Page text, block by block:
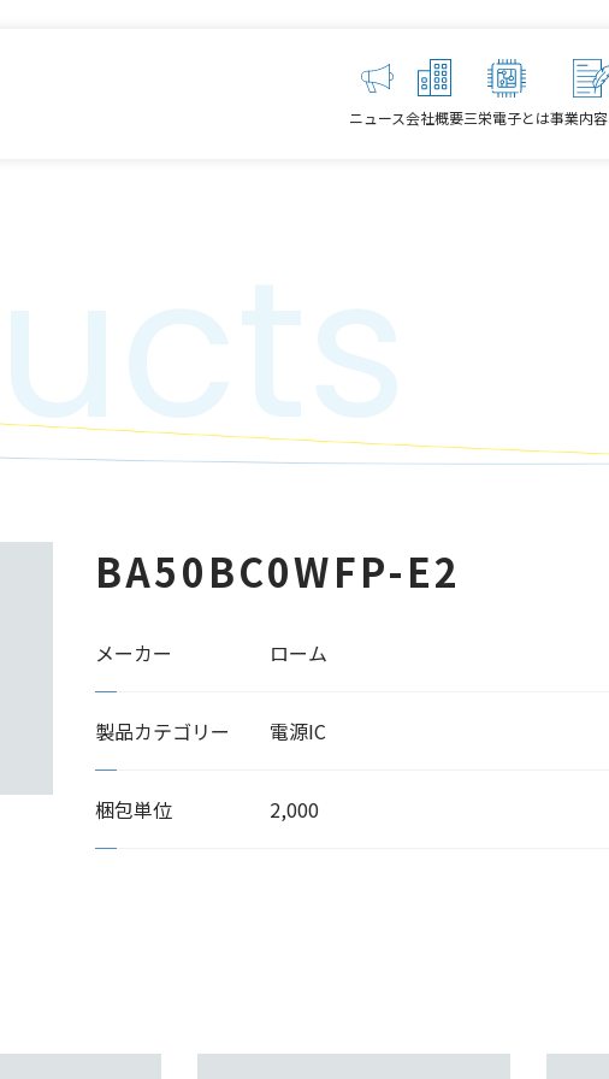
ニュース会社概要三栄電子とは事業内容
BA50BC0WFP-E2
メーカー ローム
製品カテゴリー 電源IC
梱包単位 2,000